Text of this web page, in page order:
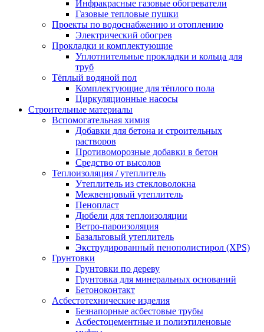
Инфракрасные газовые обогреватели
Газовые тепловые пушки
Проекты по водоснабжению и отоплению
Электрический обогрев
Прокладки и комплектующие
Уплотнительные прокладки и кольца для
труб
Тёплый водяной пол
Комплектующие для тёплого пола
Циркуляционные насосы
Строительные материалы
Вспомогательная химия
Добавки для бетона и строительных
растворов
Противоморозные добавки в бетон
Средство от высолов
Теплоизоляция / утеплитель
Утеплитель из стекловолокна
Межвенцовый утеплитель
Пенопласт
Дюбели для теплоизоляции
Ветро-пароизоляция
Базальтовый утеплитель
Экструдированный пенополистирол (XPS)
Грунтовки
Грунтовки по дереву
Грунтовка для минеральных оснований
Бетоноконтакт
Асбестотехнические изделия
Безнапорные асбестовые трубы
Асбестоцементные и полиэтиленовые